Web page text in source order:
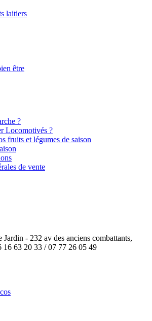
laitiers
être
?
Locomotivés ?
fruits et légumes de saison
de vente
- 232 av des anciens combattants,
16 63 20 33 / 07 77 26 05 49